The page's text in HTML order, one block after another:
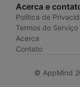
Acerca e
Política de
Termos do Serviço
Acerca
Contato
© AppMind